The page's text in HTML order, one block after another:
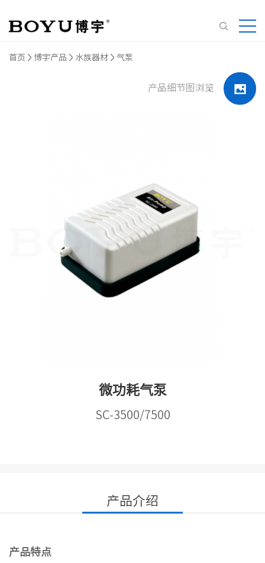
首页 博宇产品 水族器材 气泵
产品细节图浏览
微功耗气泵
SC-3500/7500
产品介绍
产品特点